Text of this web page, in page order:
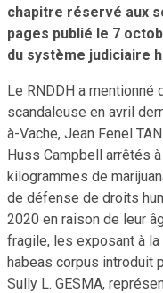
chapitre réservé aux
pages publié le 7
du système judiciaire
Le RNDDH a mentionné
scandaleuse en avril
à-Vache, Jean Fenel
Huss Campbell arrêtés
kilogrammes de
de défense de droits
2020 en raison de leur
fragile, les exposant à
habeas corpus introduit
Sully L. GESMA,